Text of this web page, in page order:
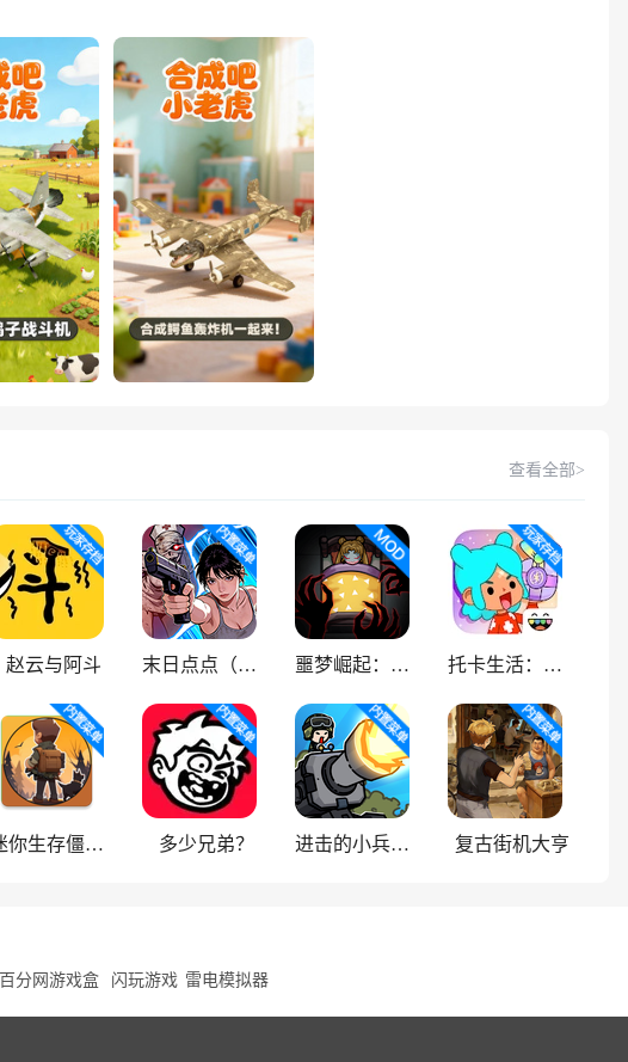
查看全部>
赵云与阿斗 末日点点（辅助菜单） 噩梦崛起：生存 托卡生活：世界
迷你生存僵尸大战魔改版 多少兄弟？ 进击的小兵（内置菜单） 复古街机大亨
百分网游戏盒 闪玩游戏 雷电模拟器